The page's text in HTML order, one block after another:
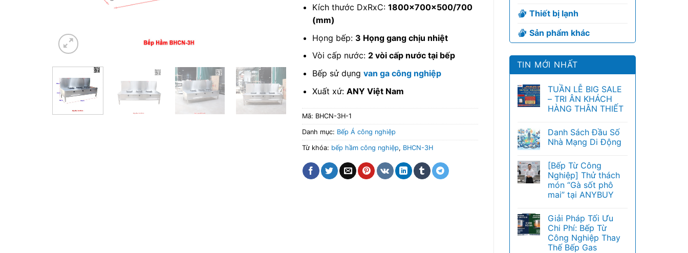
Kích thước DxRxC:1800x700x500/700
(mm)
Họng bếp: 3 Họng gang chịu nhiệt
Vòi cấp nước: 2 vòi cấp nước tại bếp
Bếp sử dụngvan ga công nghiệp
Xuất xứ:ANY Việt Nam
Mã: BHCN-3H-1
Danh mục: Bếp Á công nghiệp
Từ khóa: bếp hầm công nghiệp, BHCN-3H
Thiết bị lạnh
Sản phẩm khác
TIN MỚI NHẤT
TUẦN LỄ BIG SALE
– TRI ÂN KHÁCH
HÀNG THÂN THIẾT
Danh Sách Đầu Số
Nhà Mạng Di Động
[Bếp Từ Công
Nghiệp] Thử thách
món “Gà sốt phô
mai” tại ANYBUY
Giải Pháp Tối Ưu
Chi Phí: Bếp Từ
Công Nghiệp Thay
Thế Bếp Gas